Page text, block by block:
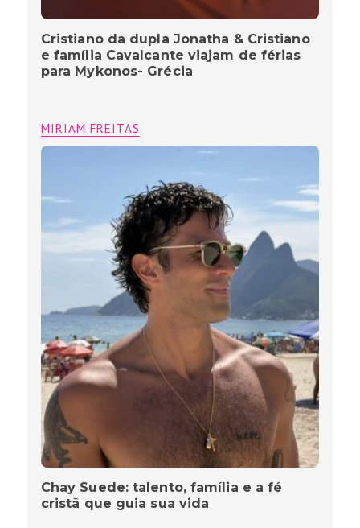
Chay Suede: talento, família e a fé
cristã que guia sua vida
MIRIAM FREITAS